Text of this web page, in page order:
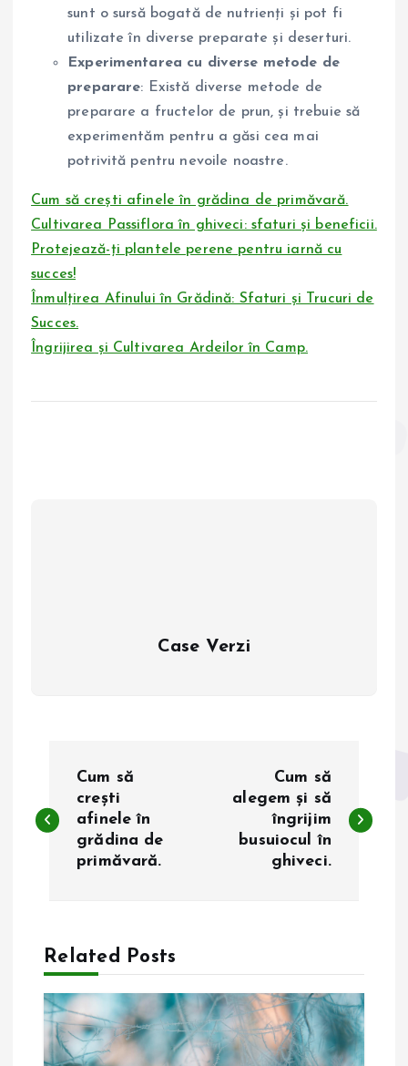
sunt o sursă bogată de nutrienți și pot fi
utilizate în diverse preparate și deserturi.
Experimentarea cu diverse metode de
preparare: Există diverse metode de
preparare a fructelor de prun, și trebuie să
experimentăm pentru a găsi cea mai
potrivită pentru nevoile noastre.
Cum să crești afinele în grădina de primăvară.
Cultivarea Passiflora în ghiveci: sfaturi și beneficii.
Protejează-ți plantele perene pentru iarnă cu
succes!
Înmulțirea Afinului în Grădină: Sfaturi și Trucuri de
Succes.
Îngrijirea și Cultivarea Ardeilor în Camp.
Case Verzi
a
g
a
r
Cum să
crești
afinele în
grădina de
primăvară.
Cum să
alegem și să
îngrijim
busuiocul în
ghiveci.
Related Posts